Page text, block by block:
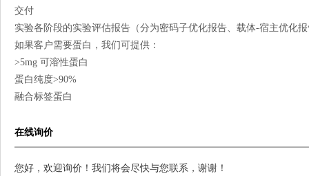
交付
实验各阶段的实验评估报告（分为密码子优化报告、载体-宿主优化
如果客户需要蛋白，我们可提供：
>5mg 可溶性蛋白
蛋白纯度>90%
融合标签蛋白
在线询价
您好，欢迎询价！我们将会尽快与您联系，谢谢！